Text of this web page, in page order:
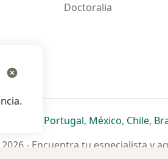
Doctoralia
pestaña
nueva pestaña
se abre en una nueva pestaña
se abre en una nueva
Portugalse abre en una
, Méxicose abre
, Chilese
,
- Encuentra tu especialista y